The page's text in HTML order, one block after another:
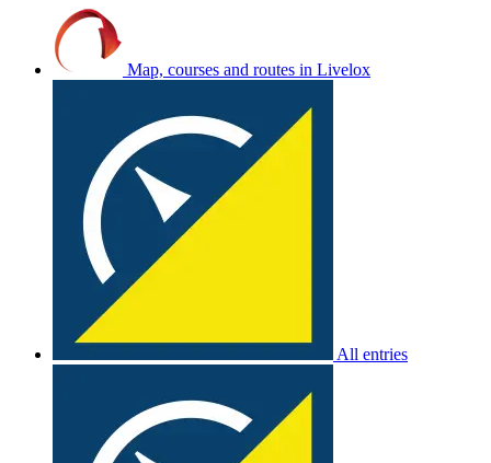
Map, courses and routes in Livelox
All entries